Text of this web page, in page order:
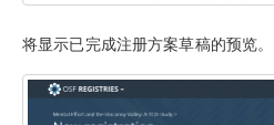
将显示已完成注册方案草稿的预览。